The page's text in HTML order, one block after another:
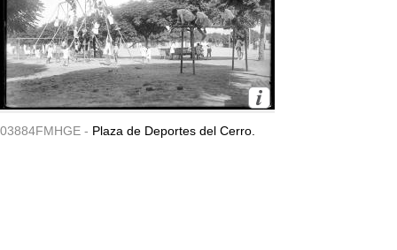
03884FMHGE - Plaza de Deportes del Cerro.